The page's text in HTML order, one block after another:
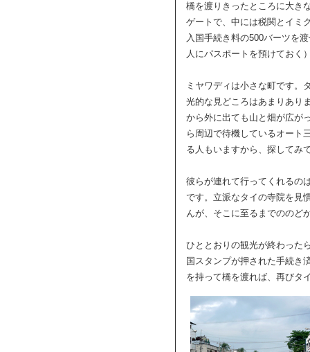
橋を渡りきったところに大き
ゲートで、中には税関とイミ
入国手続き料の500バーツを
人にパスポートを預けておく
ミヤワディは小さな町です。
光的な見どころはあまりあり
から外に出ても山と畑が広が
ら周辺で待機しているオート
る人もいますから、探してみ
彼らが連れて行ってくれるの
です。立派なタイの寺院を見
んが、そこに至るまでののど
ひととおりの観光が終わった
国スタンプが押された手続き
を持って橋を渡れば、再びタ